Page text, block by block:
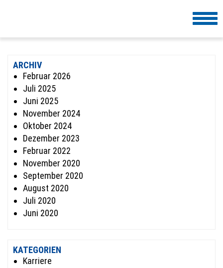
ARCHIV
Februar 2026
Juli 2025
Juni 2025
November 2024
Oktober 2024
Dezember 2023
Februar 2022
November 2020
September 2020
August 2020
Juli 2020
Juni 2020
KATEGORIEN
Karriere